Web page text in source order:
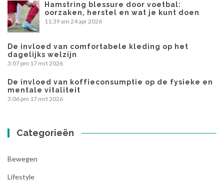
Hamstring blessure door voetbal:
oorzaken, herstel en wat je kunt doen
11:39 am 24 apr 2026
De invloed van comfortabele kleding op het
dagelijks welzijn
3:07 pm 17 mrt 2026
De invloed van koffieconsumptie op de fysieke en
mentale vitaliteit
3:06 pm 17 mrt 2026
Categorieën
Bewegen
Lifestyle